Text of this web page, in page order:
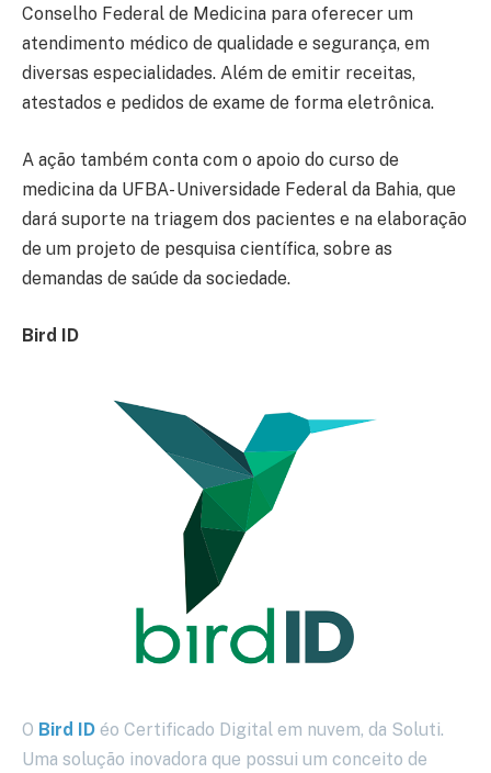
Conselho Federal de Medicina para oferecer um
atendimento médico de qualidade e segurança, em
diversas especialidades. Além de emitir receitas,
atestados e pedidos de exame de forma eletrônica.
A ação também conta com o apoio do curso de
medicina da UFBA- Universidade Federal da Bahia, que
dará suporte na triagem dos pacientes e na elaboração
de um projeto de pesquisa científica, sobre as
demandas de saúde da sociedade.
Bird ID
O Bird ID éo Certificado Digital em nuvem, da Soluti.
Uma solução inovadora que possui um conceito de